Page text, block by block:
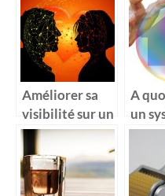
multiples
fonctionnalités
qui
Améliorer sa
visibilité sur un
site de
rencontre
A
un